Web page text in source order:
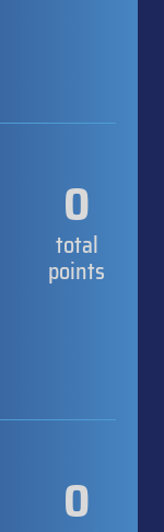
0
total
points
0